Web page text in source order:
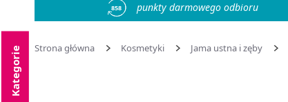
858 punkty darmowego odbioru
Strona główna Kosmetyki Jama ustna i zęby
Kategorie